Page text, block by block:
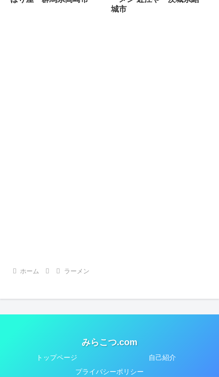
城市
ホーム ラーメン
みらこつ.com
トップページ
自己紹介
プライバシーポリシー